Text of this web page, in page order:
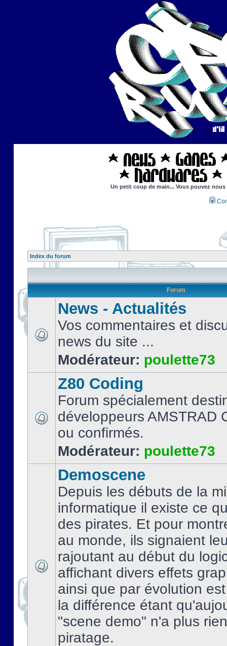
Un petit coup de main... Vous pouvez
Index du forum
Forum
News - Actualités
Vos commentaires et
news du site ...
Modérateur: poulette73
Z80 Coding
Forum spécialement
développeurs AMSTRAD
ou confirmés.
Modérateur: poulette73
Demoscene
Depuis les débuts de la
informatique il existe ce
des pirates. Et pour
au monde, ils signaient
rajoutant au début du
affichant divers effets
ainsi que par évolution
la différence étant
"scene demo" n'a plus
piratage.